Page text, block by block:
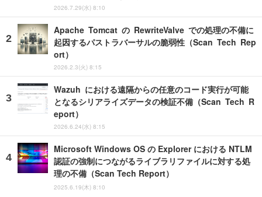
2026.7.29(水) 8:10
Apache Tomcat の RewriteValve での処理の不備に
起因するパストラバーサルの脆弱性（Scan Tech Rep
ort）
2026.2.3(火) 8:15
Wazuh における遠隔からの任意のコード実行が可能
となるシリアライズデータの検証不備（Scan Tech R
eport）
2026.6.24(水) 8:15
Microsoft Windows OS の Explorer における NTLM
認証の強制につながるライブラリファイルに対する処
理の不備（Scan Tech Report）
2025.6.19(木) 8:10